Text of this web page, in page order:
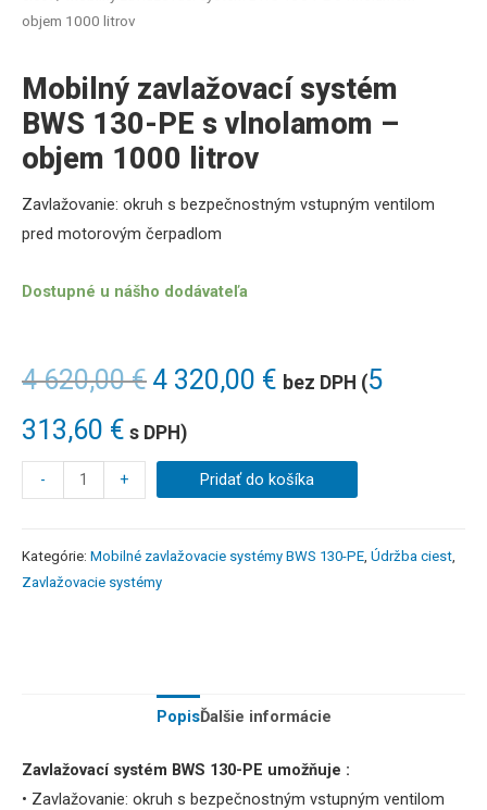
objem 1000 litrov
Mobilný zavlažovací systém
BWS 130-PE s vlnolamom –
objem 1000 litrov
4 620,00€ 4 320,00 € bez DPH (5
313,60 € s DPH)
Zavlažovanie: okruh s bezpečnostným vstupným ventilom
pred motorovým čerpadlom
Dostupné u nášho dodávateľa
- + Pridať do košíka
Kategórie: Mobilné zavlažovacie systémy BWS 130-PE, Údržba ciest,
Zavlažovacie systémy
PopisĎalšie informácie
Zavlažovací systém BWS 130-PE umožňuje :
• Zavlažovanie: okruh s bezpečnostným vstupným ventilom